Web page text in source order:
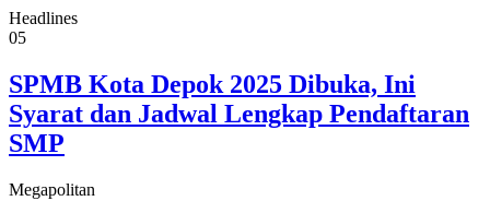
Headlines
05
SPMB Kota Depok 2025 Dibuka, Ini
Syarat dan Jadwal Lengkap Pendaftaran
SMP
Megapolitan